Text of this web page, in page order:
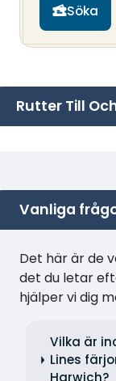
Söka
Rutter Till
Vanliga
Det här är de
det du letar
hjälper vi dig
Vilka är
Lines
Harwich?